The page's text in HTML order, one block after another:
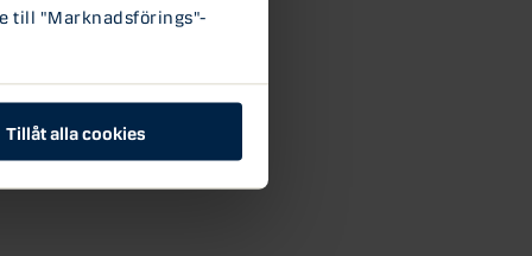
till "Marknadsförings"-
Tillåt alla cookies